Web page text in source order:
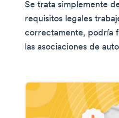
Se trata simplemente
requisitos legales
correctamente, podría
las asociaciones de